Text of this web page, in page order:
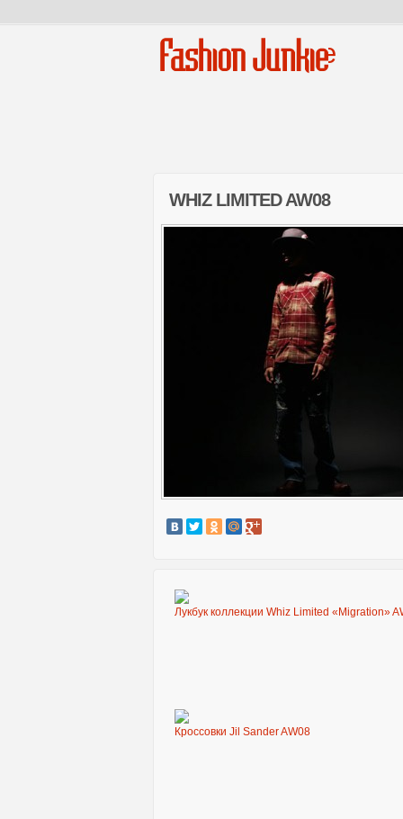
Fashion Junkie
WHIZ LIMITED AW08
Лукбук коллекции Whiz Limited «Migration»
Кроссовки Jil Sander AW08